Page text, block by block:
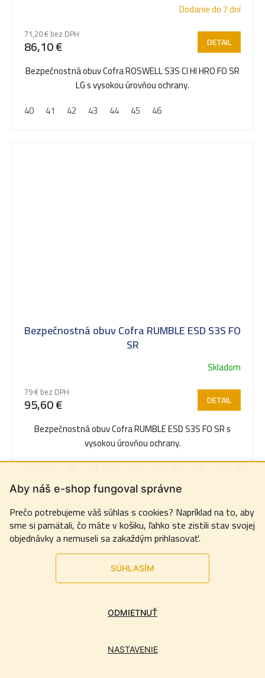
Aby náš e-shop fungoval správne
Prečo potrebujeme váš súhlas s cookies? Napríklad na to, aby
sme si pamätali, čo máte v košiku, ľahko ste zistili stav svojej
objednávky a nemuseli sa zakaždým prihlasovať.
SÚHLASÍM
NASTAVENIE
ODMIETNUŤ
Dodanie do 7 dní
71,20 € bez DPH
86,10 € DETAIL
Bezpečnostná obuv Cofra ROSWELL S3S CI HI HRO FO SR
LG s vysokou úrovňou ochrany.
40
41 42 43 44 45 46
Bezpečnostná obuv Cofra RUMBLE ESD S3S FO
SR
Skladom
79 € bez DPH
95,60 € DETAIL
Bezpečnostná obuv Cofra RUMBLE ESD S3S FO SR s
vysokou úrovňou ochrany.